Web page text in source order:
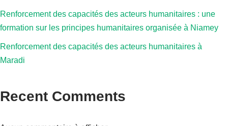
Renforcement des capacités des acteurs humanitaires : une
formation sur les principes humanitaires organisée à Niamey
Renforcement des capacités des acteurs humanitaires à
Maradi
Recent Comments